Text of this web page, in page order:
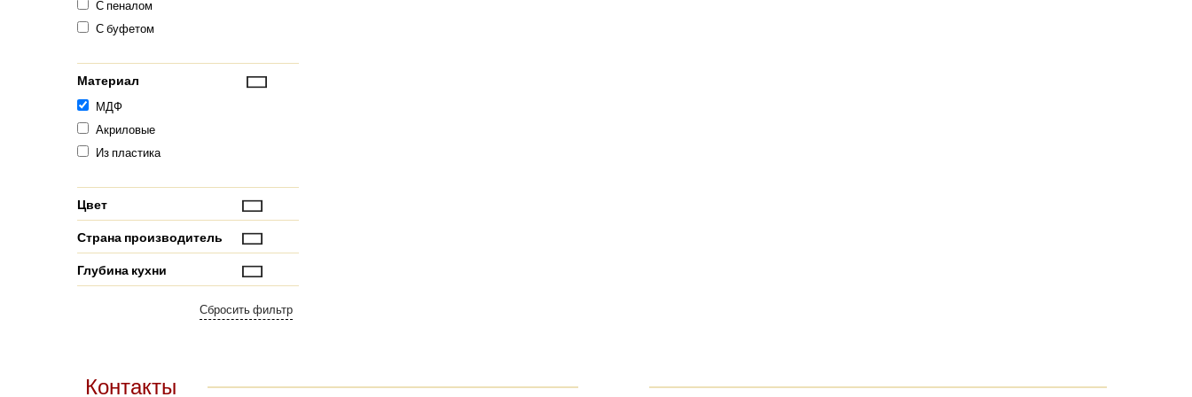
С пеналом
С буфетом
Материал
МДФ
Акриловые
Из пластика
Цвет
Страна производитель
Глубина кухни
Контакты